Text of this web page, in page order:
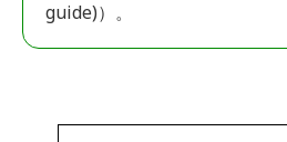
guide)）。